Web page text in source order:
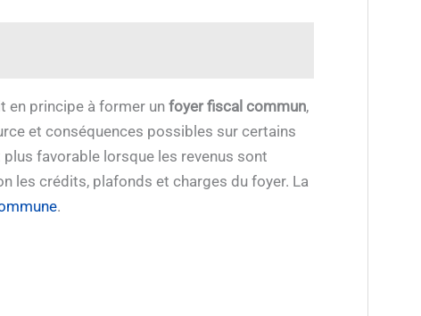
en principe à former unfoyer fiscal commun,
et conséquences possibles sur certains
favorable lorsque les revenus sont
les crédits, plafonds et charges du foyer. La
.